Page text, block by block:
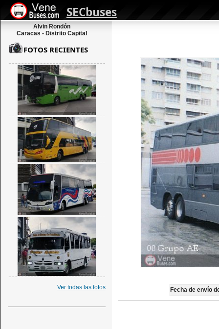
SECbuses
Alvin Rondón
Caracas - Distrito Capital
Fecha de envío
FOTOS RECIENTES
Ver todas las fotos